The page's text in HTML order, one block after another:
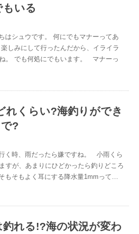
いる
シュウです。 何にでもマナーってあ
しみにして行ったんだから、イライラ
。 でも何処にでもいます。 マナーっ
れくらい?海釣りができ
?
く時、雨だったら嫌ですね。 小雨くら
すが、あまりにひどかったら釣りどころ
そもよく耳にする降水量1mmって…
れる!?海の状況が変わ